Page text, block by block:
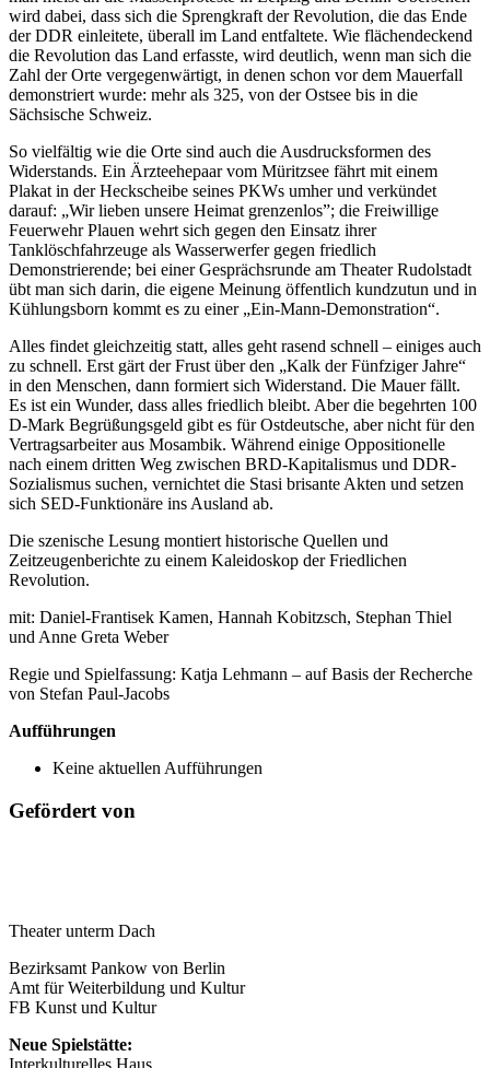
wird dabei, dass sich die Sprengkraft der Revolution, die das Ende
der DDR einleitete, überall im Land entfaltete. Wie flächendeckend
die Revolution das Land erfasste, wird deutlich, wenn man sich die
Zahl der Orte vergegenwärtigt, in denen schon vor dem Mauerfall
demonstriert wurde: mehr als 325, von der Ostsee bis in die
Sächsische Schweiz.
So vielfältig wie die Orte sind auch die Ausdrucksformen des
Widerstands. Ein Ärzteehepaar vom Müritzsee fährt mit einem
Plakat in der Heckscheibe seines PKWs umher und verkündet
darauf: „Wir lieben unsere Heimat grenzenlos”; die Freiwillige
Feuerwehr Plauen wehrt sich gegen den Einsatz ihrer
Tanklöschfahrzeuge als Wasserwerfer gegen friedlich
Demonstrierende; bei einer Gesprächsrunde am Theater Rudolstadt
übt man sich darin, die eigene Meinung öffentlich kundzutun und in
Kühlungsborn kommt es zu einer „Ein-Mann-Demonstration“.
Alles findet gleichzeitig statt, alles geht rasend schnell – einiges auch
zu schnell. Erst gärt der Frust über den „Kalk der Fünfziger Jahre“
in den Menschen, dann formiert sich Widerstand. Die Mauer fällt.
Es ist ein Wunder, dass alles friedlich bleibt. Aber die begehrten 100
D-Mark Begrüßungsgeld gibt es für Ostdeutsche, aber nicht für den
Vertragsarbeiter aus Mosambik. Während einige Oppositionelle
nach einem dritten Weg zwischen BRD-Kapitalismus und DDR-
Sozialismus suchen, vernichtet die Stasi brisante Akten und setzen
sich SED-Funktionäre ins Ausland ab.
Die szenische Lesung montiert historische Quellen und
Zeitzeugenberichte zu einem Kaleidoskop der Friedlichen
Revolution.
mit: Daniel-Frantisek Kamen, Hannah Kobitzsch, Stephan Thiel
und Anne Greta Weber
Regie und Spielfassung: Katja Lehmann – auf Basis der Recherche
von Stefan Paul-Jacobs
Aufführungen
Keine aktuellen Aufführungen
Gefördert von
Theater unterm Dach
Bezirksamt Pankow von Berlin
Amt für Weiterbildung und Kultur
FB Kunst und Kultur
Neue Spielstätte:
Interkulturelles Haus